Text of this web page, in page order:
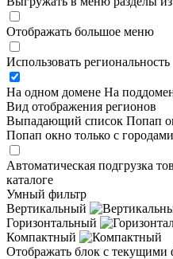
Отображать большое меню
Использовать региональность
На одном домене На
Вид отображения регионов
Выпадающий список Попап
Попап окно только с городами
Автоматическая подгрузка
каталоге
Умный фильтр
Вертикальный
Горизонтальный
Компактный
Отображать блок с текущими